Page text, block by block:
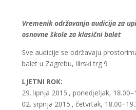
Vremenik održavanja audicija za
osnovne škole za klasični balet
Sve audicije se održavaju
balet u Zagrebu, Ilirski trg 9
LJETNI ROK:
29. lipnja 2015., ponedjeljak,
02. srpnja 2015., četvrtak,